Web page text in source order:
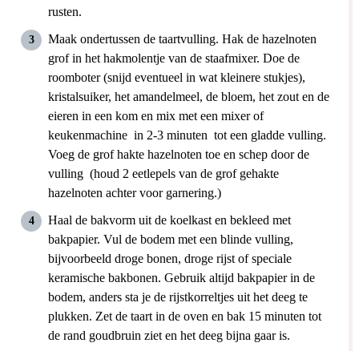
rusten.
Maak ondertussen de taartvulling. Hak de hazelnoten
grof in het hakmolentje van de staafmixer. Doe de
roomboter (snijd eventueel in wat kleinere stukjes),
kristalsuiker, het amandelmeel, de bloem, het zout en de
eieren in een kom en mix met een mixer of
keukenmachine in 2-3 minuten tot een gladde vulling.
Voeg de grof hakte hazelnoten toe en schep door de
vulling (houd 2 eetlepels van de grof gehakte
hazelnoten achter voor garnering.)
Haal de bakvorm uit de koelkast en bekleed met
bakpapier. Vul de bodem met een blinde vulling,
bijvoorbeeld droge bonen, droge rijst of speciale
keramische bakbonen. Gebruik altijd bakpapier in de
bodem, anders sta je de rijstkorreltjes uit het deeg te
plukken. Zet de taart in de oven en bak 15 minuten tot
de rand goudbruin ziet en het deeg bijna gaar is.